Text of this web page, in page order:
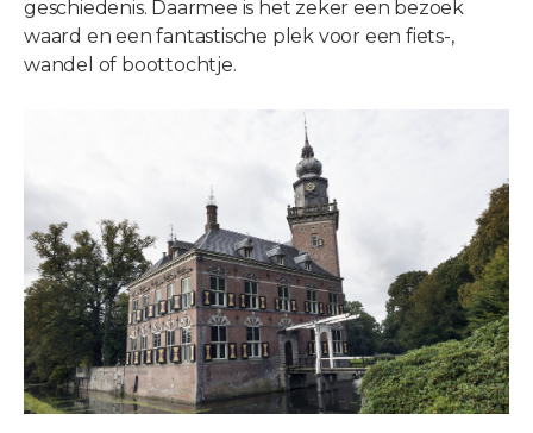
geschiedenis. Daarmee is het zeker een bezoek
waard en een fantastische plek voor een fiets-,
wandel of boottochtje.